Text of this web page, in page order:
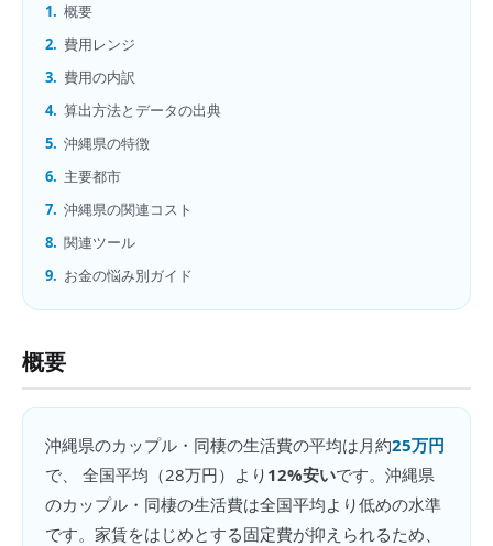
1. 概要
2. 費用レンジ
3. 費用の内訳
4. 算出方法とデータの出典
5. 沖縄県の特徴
6. 主要都市
7. 沖縄県の関連コスト
8. 関連ツール
9. お金の悩み別ガイド
概要
沖縄県のカップル・同棲の生活費の平均は月約25万円
で、 全国平均（28万円）より 12%安いです。 沖縄県
のカップル・同棲の生活費は全国平均より低めの水準
です。家賃をはじめとする固定費が抑えられるため、